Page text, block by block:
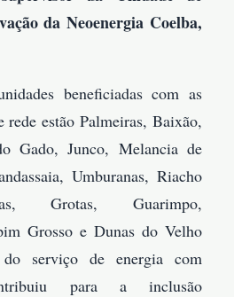
da Neoenergia Coelba,
beneficiadas com as
rede estão Palmeiras, Baixão,
Gado, Junco, Melancia de
Umburanas, Riacho
Grotas, Guarimpo,
Grosso e Dunas do Velho
serviço de energia com
para a inclusão